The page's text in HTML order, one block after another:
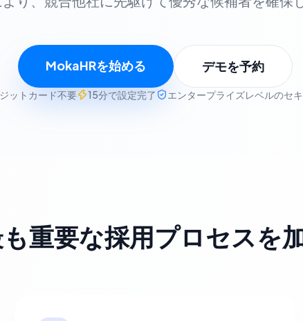
MokaHRを始める デモを予約
ットカード不要 15分で設定完了 エンタープライズレベルのセ
重要な採用プロセスを